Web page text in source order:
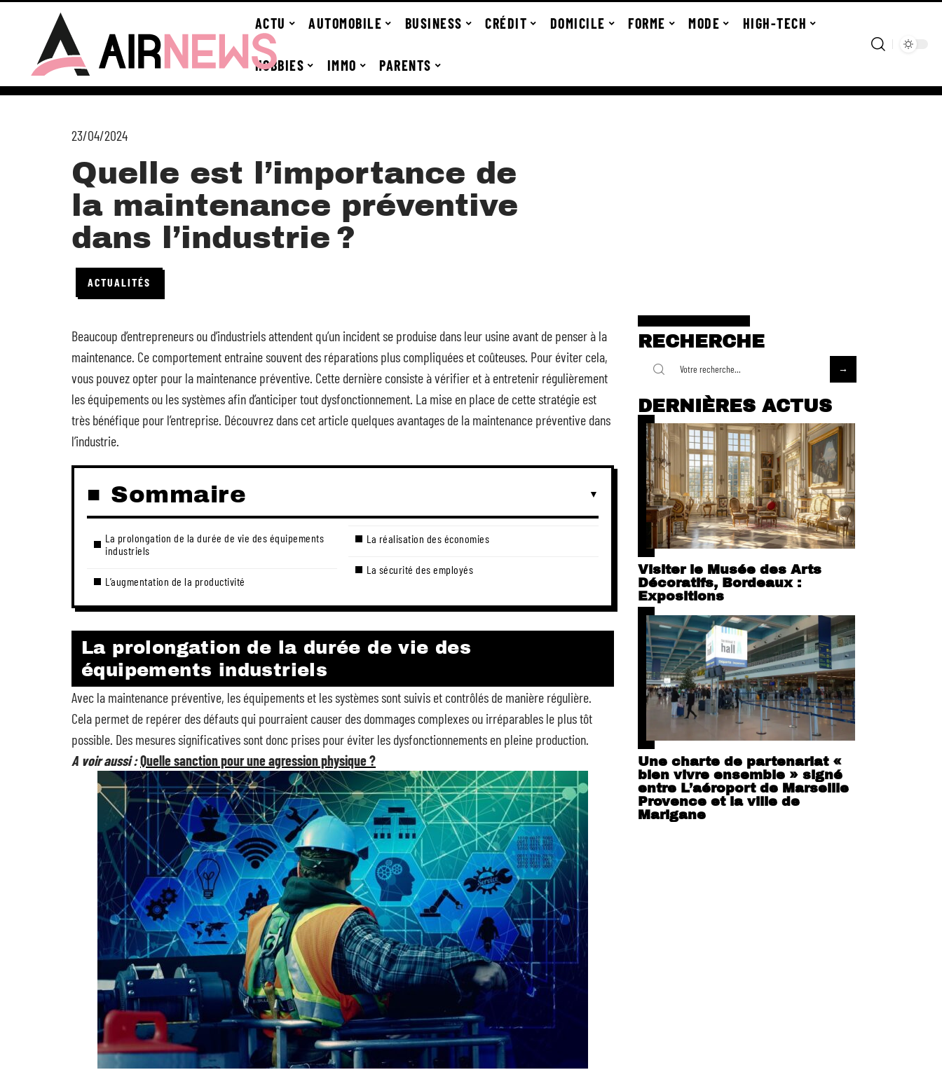
ACTU AUTOMOBILE BUSINESS CRÉDIT DOMICILE FORME MODE HIGH-TECH
HOBBIES IMMO PARENTS
23/04/2024
Quelle est l’importance de
la maintenance préventive
dans l’industrie ?
ACTUALITÉS
Beaucoup d’entrepreneurs ou d’industriels attendent qu’un incident se produise dans leur usine avant de penser à la
maintenance. Ce comportement entraine souvent des réparations plus compliquées et coûteuses. Pour éviter cela,
vous pouvez opter pour la maintenance préventive. Cette dernière consiste à vérifier et à entretenir régulièrement
les équipements ou les systèmes afin d’anticiper tout dysfonctionnement. La mise en place de cette stratégie est
très bénéfique pour l’entreprise. Découvrez dans cet article quelques avantages de la maintenance préventive dans
l’industrie.
Sommaire
La prolongation de la durée de vie des équipements
industriels
L’augmentation de la productivité
La réalisation des économies
La sécurité des employés
La prolongation de la durée de vie des
équipements industriels
Avec la maintenance préventive, les équipements et les systèmes sont suivis et contrôlés de manière régulière.
Cela permet de repérer des défauts qui pourraient causer des dommages complexes ou irréparables le plus tôt
possible. Des mesures significatives sont donc prises pour éviter les dysfonctionnements en pleine production.
A voir aussi :Quelle sanction pour une agression physique ?
RECHERCHE
DERNIÈRES ACTUS
Visiter le Musée des Arts
Décoratifs, Bordeaux :
Expositions
Une charte de partenariat «
bien vivre ensemble » signé
entre L’aéroport de Marseille
Provence et la ville de
Marigane